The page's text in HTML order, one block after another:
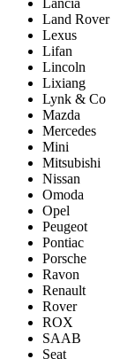
Lancia
Land Rover
Lexus
Lifan
Lincoln
Lixiang
Lynk & Co
Mazda
Mercedes
Mini
Mitsubishi
Nissan
Omoda
Opel
Peugeot
Pontiac
Porsсhe
Ravon
Renault
Rover
ROX
SAAB
Seat